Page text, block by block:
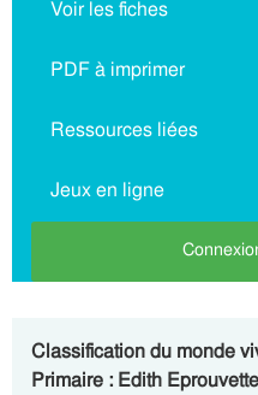
Voir les fiches
PDF à imprimer
Ressources liées
Jeux en ligne
Classification du monde
Primaire : Edith